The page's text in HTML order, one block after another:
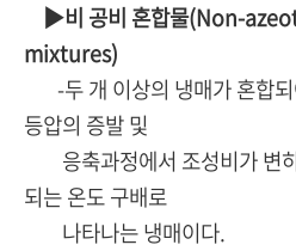
▶비 공비 혼합물(Non-
mixtures)
-두 개 이상의 냉매가 혼합되
등압의 증발 및
응축과정에서 조성비가 변
되는 온도 구배로
나타나는 냉매이다.